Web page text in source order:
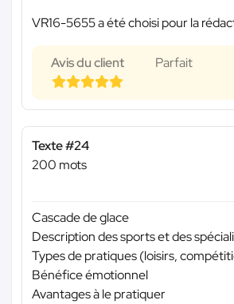
VR16-5655 a été choisi pour la
Avis du client Parfait
Texte #24
200 mots
Cascade de glace
Description des sports et des
Types de pratiques (loisirs,
Bénéfice émotionnel
Avantages à le pratiquer